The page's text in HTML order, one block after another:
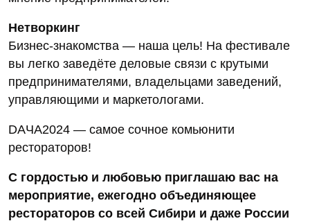
Нетворкинг
Бизнес-знакомства — наша цель! На фестивале
вы легко заведёте деловые связи с крутыми
предпринимателями, владельцами заведений,
управляющими и маркетологами.
DAЧA2024 — самое сочное комьюнити
рестораторов!
С гордостью и любовью приглашаю вас на
мероприятие, ежегодно объединяющее
рестораторов со всей Сибири и даже России